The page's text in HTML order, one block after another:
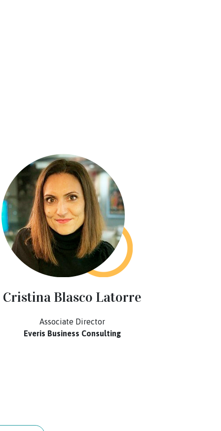
Cristina Blasco Latorre
Associate Director
Everis Business Consulting